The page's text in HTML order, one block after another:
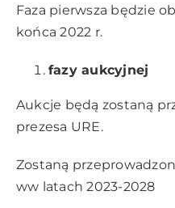
Faza pierwsza będzie
końca 2022 r.
fazy aukcyjnej
Aukcje będą zostaną
prezesa URE.
Zostaną
ww latach 2023-2028